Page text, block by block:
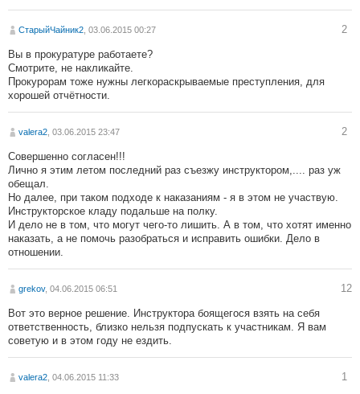
СтарыйЧайник2 , 03.06.2015 00:27 2
Вы в прокуратуре работаете?
Смотрите, не накликайте.
Прокурорам тоже нужны легкораскрываемые преступления, для
хорошей отчётности.
valera2 , 03.06.2015 23:47 2
Совершенно согласен!!!
Лично я этим летом последний раз съезжу инструктором,.... раз уж
обещал.
Но далее, при таком подходе к наказаниям - я в этом не участвую.
Инструкторское кладу подальше на полку.
И дело не в том, что могут чего-то лишить. А в том, что хотят именно
наказать, а не помочь разобраться и исправить ошибки. Дело в
отношении.
grekov, 04.06.2015 06:51 12
Вот это верное решение. Инструктора боящегося взять на себя
ответственность, близко нельзя подпускать к участникам. Я вам
советую и в этом году не ездить.
valera2 , 04.06.2015 11:33 1